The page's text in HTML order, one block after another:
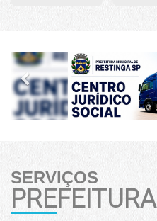
Previous
SERVIÇOS
PREFEITURA